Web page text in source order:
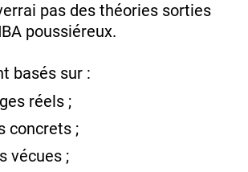
pas des théories sorties
poussiéreux.
basés sur :
réels ;
concrets ;
vécues ;